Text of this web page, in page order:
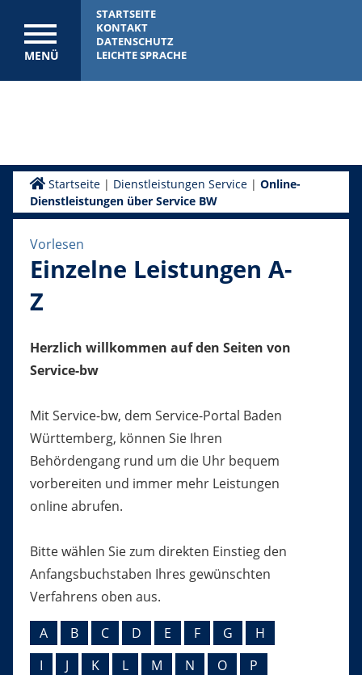
MENÜ
STARTSEITE
KONTAKT
DATENSCHUTZ
LEICHTE SPRACHE
Startseite| Dienstleistungen Service| Online-
Dienstleistungen über Service BW
Vorlesen
Einzelne Leistungen A-
Z
Herzlich willkommen auf den Seiten von
Service-bw
Mit Service-bw, dem Service-Portal Baden
Württemberg, können Sie Ihren
Behördengang rund um die Uhr bequem
vorbereiten und immer mehr Leistungen
online abrufen.
Bitte wählen Sie zum direkten Einstieg den
Anfangsbuchstaben Ihres gewünschten
Verfahrens oben aus.
A B C D E F G
H
I
J K L M N O
P